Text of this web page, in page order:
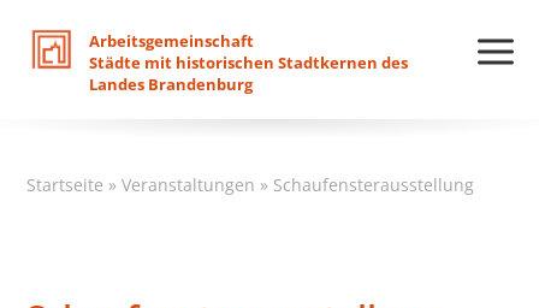
Arbeitsgemeinschaft
Städte mit historischen Stadtkernen des
Landes Brandenburg
Startseite »Veranstaltungen » Schaufensterausstellung